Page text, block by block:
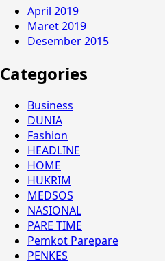
April 2019
Maret 2019
Desember 2015
Categories
Business
DUNIA
Fashion
HEADLINE
HOME
HUKRIM
MEDSOS
NASIONAL
PARE TIME
Pemkot Parepare
PENKES